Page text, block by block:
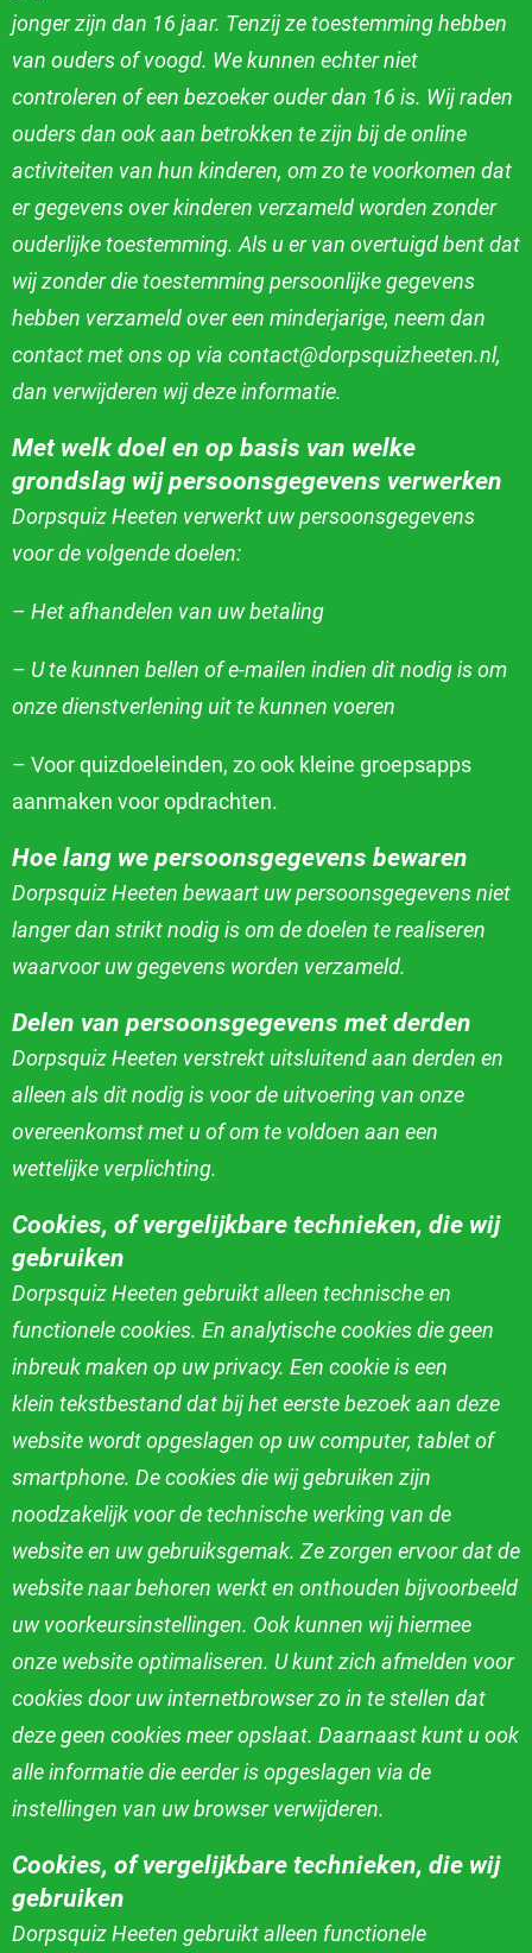
jonger zijn dan 16 jaar. Tenzij ze toestemming hebben
van ouders of voogd. We kunnen echter niet
controleren of een bezoeker ouder dan 16 is. Wij raden
ouders dan ook aan betrokken te zijn bij de online
activiteiten van hun kinderen, om zo te voorkomen dat
er gegevens over kinderen verzameld worden zonder
ouderlijke toestemming. Als u er van overtuigd bent dat
wijzonder die toestemming persoonlijke gegevens
hebben verzameld over een minderjarige, neem dan
contact met ons op via contact@dorpsquizheeten.nl,
dan verwijderen wij deze informatie.
Met welk doel en op basis van welke
grondslag wij persoonsgegevens verwerken
Dorpsquiz Heeten verwerkt uw persoonsgegevens
voor de volgende doelen:
– Het afhandelen van uw betaling
– U te kunnen bellen of e-mailen indien dit nodig is om
onze dienstverlening uit te kunnen voeren
– Voor quizdoeleinden, zo ook kleine groepsapps
aanmaken voor opdrachten.
Hoe lang we persoonsgegevens bewaren
Dorpsquiz Heeten bewaart uw persoonsgegevens niet
langer dan strikt nodig is om de doelen te realiseren
waarvoor uw gegevens worden verzameld.
Delen van persoonsgegevens met derden
Dorpsquiz Heeten verstrekt uitsluitend aan derden en
alleen als dit nodig is voor de uitvoering van onze
overeenkomst met u of om te voldoen aan een
wettelijke verplichting.
Cookies, of vergelijkbare technieken, die wij
gebruiken
Dorpsquiz Heeten gebruikt alleen technische en
functionele cookies. En analytische cookies die geen
inbreuk maken op uw privacy. Een cookie is een
klein tekstbestand dat bij het eerste bezoek aan deze
website wordt opgeslagen op uw computer, tablet of
smartphone. De cookies die wij gebruiken zijn
noodzakelijk voor de technische werking van de
website en uw gebruiksgemak. Ze zorgen ervoor dat de
website naar behoren werkt en onthouden bijvoorbeeld
uwvoorkeursinstellingen. Ook kunnen wij hiermee
onze website optimaliseren. U kunt zich afmelden voor
cookies door uw internetbrowser zo in te stellen dat
dezegeen cookies meer opslaat. Daarnaast kunt u ook
alle informatie die eerder is opgeslagen via de
instellingen van uw browser verwijderen.
Cookies, of vergelijkbare technieken, die wij
gebruiken
Dorpsquiz Heeten gebruikt alleen functionele